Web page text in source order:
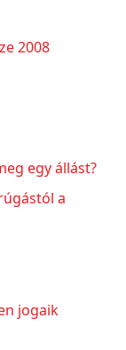
2008
egy állást?
a
jogaik